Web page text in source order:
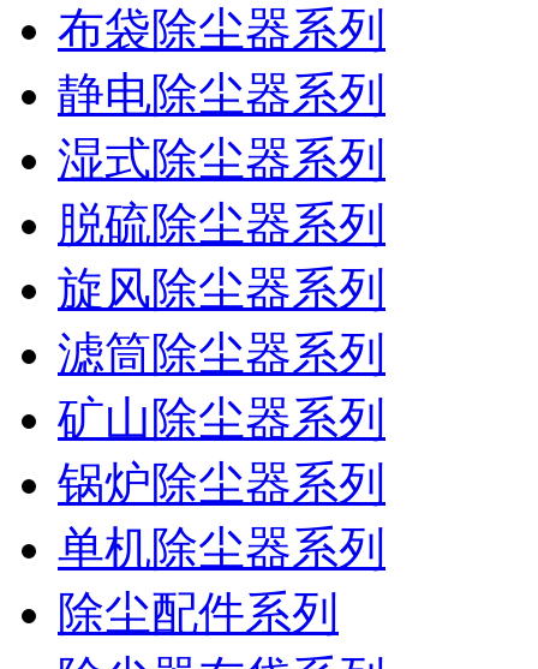
布袋除尘器系列
静电除尘器系列
湿式除尘器系列
脱硫除尘器系列
旋风除尘器系列
滤筒除尘器系列
矿山除尘器系列
锅炉除尘器系列
单机除尘器系列
除尘配件系列